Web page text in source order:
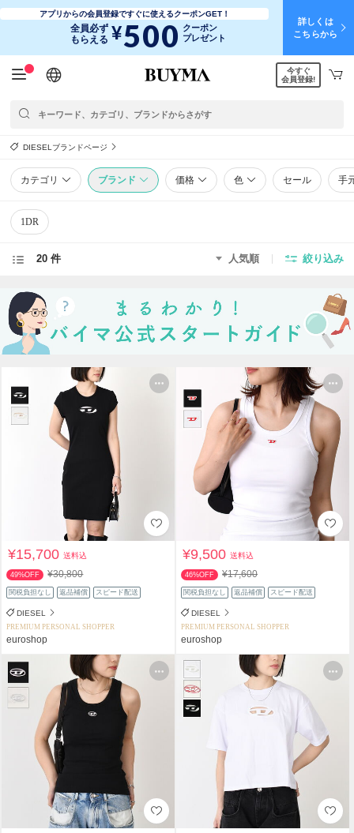
アプリからの会員登録ですぐに使えるクーポンGET！
全員必ず
もらえる ¥500 クーポン
プレゼント
詳しくは
こちらから
日本語
English
简体中文
繁體中文
今すぐ
会員登録!
DIESELブランドページ
カテゴリ ブランド 価格 色 セール 手
1DR
20 件 人気順 絞り込み
¥15,700送料込
49%OFF ¥30,800
関税負担なし 返品補償 スピード配送
DIESEL
PREMIUM PERSONAL SHOPPER
euroshop
¥9,500送料込
46%OFF ¥17,600
関税負担なし 返品補償 スピード配送
DIESEL
PREMIUM PERSONAL SHOPPER
euroshop